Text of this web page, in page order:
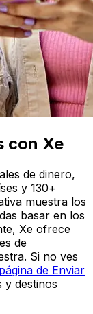
con Xe
de dinero,
y 130+
muestra los
basar en los
Xe ofrece
de
Si no ves
página de Enviar
y destinos